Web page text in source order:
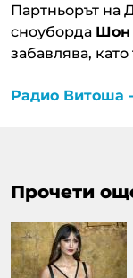
Партньорът на
сноуборда Шон
забавлява,
Радио Витоша
Прочети